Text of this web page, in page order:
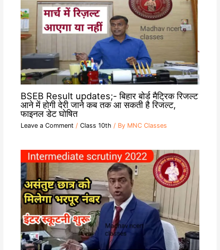
BSEB Result updates;- बिहार बोर्ड मैट्रिक रिजल्ट
आने में होगी देरी जाने कब तक आ सकती है रिजल्ट,
फाइनल डेट घोषित
Leave a Comment / Class 10th / By MNC Classes